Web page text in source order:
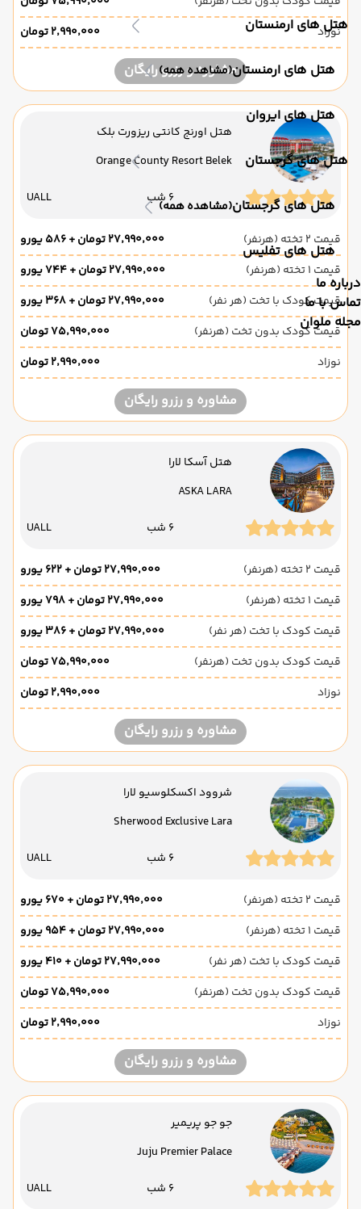
هتل های ارمنستان
هتل های ارمنستان(مشاهده همه)
هتل های ایروان
هتل های گرجستان
هتل های گرجستان(مشاهده همه)
هتل های تفلیس
درباره ما
تماس با ما
مجله ملوان
نوزاد
۲٬۹۹۰٬۰۰۰ تومان
مشاوره و رزرو رایگان
هتل اورنج کانتی ریزورت بلک
Orange County Resort Belek
6 شب UALL
قیمت 2 تخته (هرنفر)
۲۷٬۹۹۰٬۰۰۰ تومان + ۵۸۶ یورو
قیمت 1 تخته (هرنفر)
۲۷٬۹۹۰٬۰۰۰ تومان + ۷۴۴ یورو
قیمت کودک با تخت (هر نفر)
۲۷٬۹۹۰٬۰۰۰ تومان + ۳۶۸ یورو
قیمت کودک بدون تخت (هرنفر)
۷۵٬۹۹۰٬۰۰۰ تومان
نوزاد
۲٬۹۹۰٬۰۰۰ تومان
مشاوره و رزرو رایگان
هتل آسکا لارا
ASKA LARA
6 شب UALL
قیمت 2 تخته (هرنفر)
۲۷٬۹۹۰٬۰۰۰ تومان + ۶۲۲ یورو
قیمت 1 تخته (هرنفر)
۲۷٬۹۹۰٬۰۰۰ تومان + ۷۹۸ یورو
قیمت کودک با تخت (هر نفر)
۲۷٬۹۹۰٬۰۰۰ تومان + ۳۸۶ یورو
قیمت کودک بدون تخت (هرنفر)
۷۵٬۹۹۰٬۰۰۰ تومان
نوزاد
۲٬۹۹۰٬۰۰۰ تومان
مشاوره و رزرو رایگان
شروود اکسکلوسیو لارا
Sherwood Exclusive Lara
6 شب UALL
قیمت 2 تخته (هرنفر)
۲۷٬۹۹۰٬۰۰۰ تومان + ۶۷۰ یورو
قیمت 1 تخته (هرنفر)
۲۷٬۹۹۰٬۰۰۰ تومان + ۹۵۴ یورو
قیمت کودک با تخت (هر نفر)
۲۷٬۹۹۰٬۰۰۰ تومان + ۴۱۰ یورو
قیمت کودک بدون تخت (هرنفر)
۷۵٬۹۹۰٬۰۰۰ تومان
نوزاد
۲٬۹۹۰٬۰۰۰ تومان
مشاوره و رزرو رایگان
جو جو پریمیر
Juju Premier Palace
6 شب UALL